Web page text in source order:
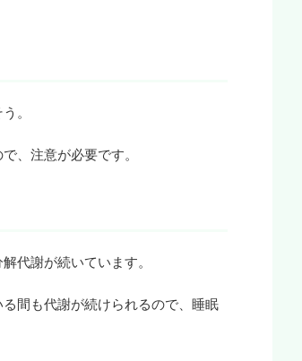
。
、注意が必要です。
代謝が続いています。
間も代謝が続けられるので、睡眠